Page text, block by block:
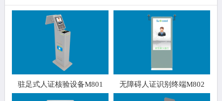
驻足式人证核验设备M801 无障碍人证识别终端M802